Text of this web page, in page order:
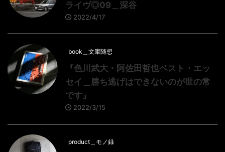
ライヴ◎09＿深谷
2022/4/17
book＿文庫随想
『色川武大・阿佐田哲也ベスト・エッ
セイ＿勝ち逃げはできないのが世の常
です』
2022/3/15
product＿モノ録